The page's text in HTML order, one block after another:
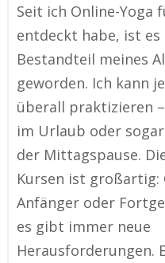
Seit ich Online-Yoga
entdeckt habe, ist
Bestandteil meines
geworden. Ich kann
überall praktizieren
im Urlaub oder
der Mittagspause.
Kursen ist großartig:
Anfänger oder
es gibt immer neue
Herausforderungen.